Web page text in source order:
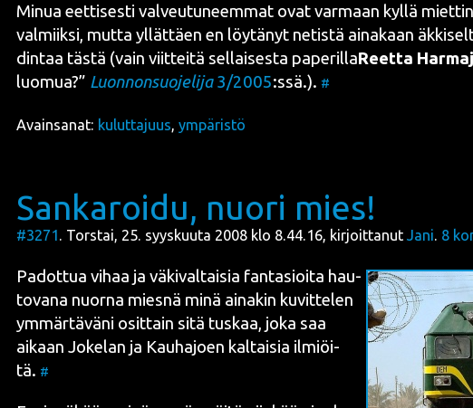
Minua eet­ti­ses­ti val­veu­tu­neem­mat ovat var­maan kyl­lä
val­miik­si, mut­ta yllät­täen en löy­tä­nyt netis­tä aina­kaan
din­taa täs­tä (vain viit­tei­tä sel­lai­ses­ta pape­ril­laReet­ta
luo­mua?” Luon­non­suo­je­li­ja3/2005:ssä.). #
Avainsanat: kuluttajuus, ympäristö
Sankaroidu, nuori mies!
#3271. Torstai, 25. syyskuuta 2008 klo 8.44.16, kirjoittanut Jani. 8
Padot­tua vihaa ja väki­val­tai­sia fan­t­asioi­ta hau­
to­va­na nuor­na mies­nä minä aina­kin kuvit­te­len
ymmär­tä­vä­ni osit­tain sitä tus­kaa, joka saa
aikaan Joke­lan ja Kau­ha­joen kal­tai­sia ilmiöi­
tä. #